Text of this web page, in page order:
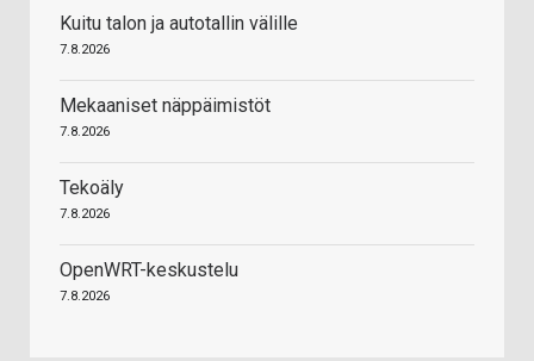
Kuitu talon ja autotallin välille
7.8.2026
Mekaaniset näppäimistöt
7.8.2026
Tekoäly
7.8.2026
OpenWRT-keskustelu
7.8.2026